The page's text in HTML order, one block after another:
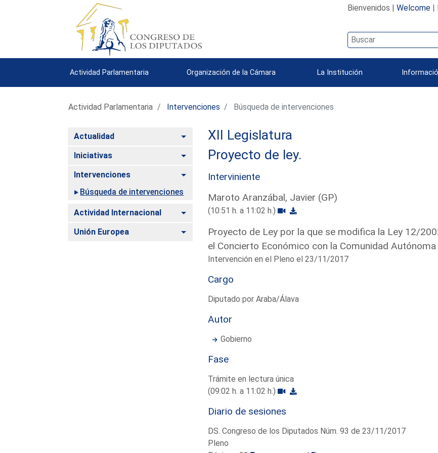
Bienvenidos | Welcome|
Actividad Parlamentaria Organización de la Cámara La Institución
Actividad Parlamentaria Intervenciones Búsqueda de intervenciones
Actualidad Alternar
Iniciativas Alternar
Intervenciones
Alternar
Búsqueda de intervenciones
Actividad Internacional Alternar
Unión Europea Alternar
XII Legislatura
Proyecto de ley.
Interviniente
Maroto Aranzábal, Javier (GP)
(10:51 h. a 11:02 h.)
Proyecto de Ley por la que se modifica la Ley 12/
el Concierto Económico con la Comunidad Autónoma
Intervención en el Pleno el 23/11/2017
Cargo
Diputado por Araba/Álava
Autor
Gobierno
Fase
Trámite en lectura única
(09:02 h. a 11:02 h.)
Diario de sesiones
DS. Congreso de los Diputados Núm. 93 de 23/11/2017
Pleno